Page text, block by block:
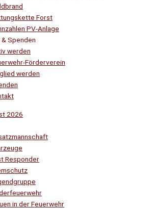
Forst
PV-Anlage
Spenden
werden
Förderverein
werden
2026
Responder
in der Feuerwehr